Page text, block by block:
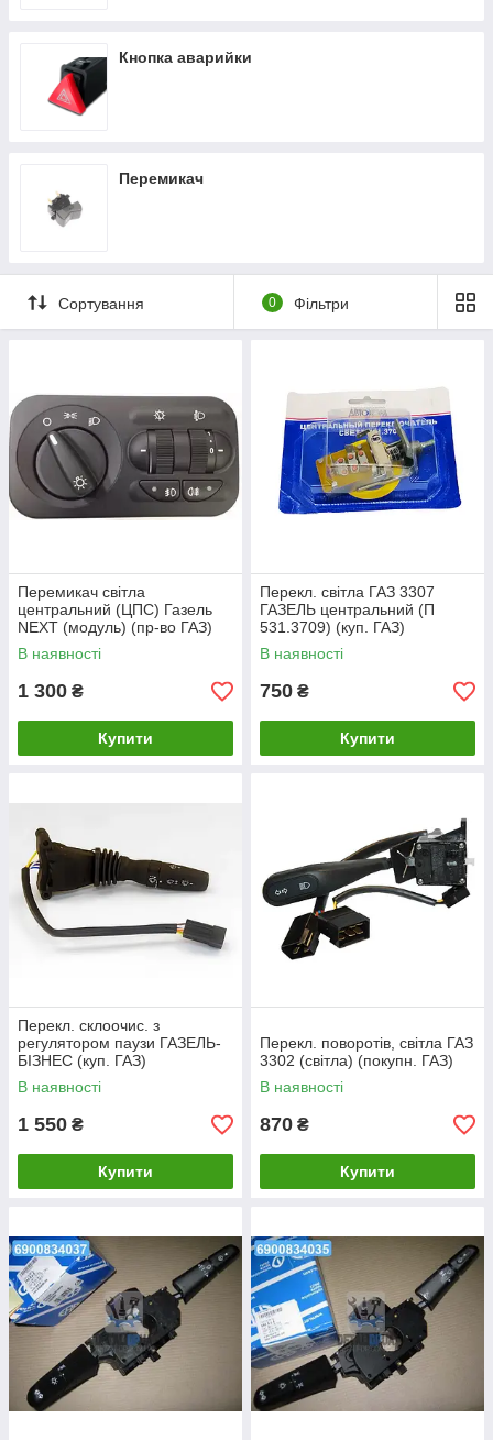
Кнопка аварийки
Перемикач
Сортування 0 Фільтри
Перемикач світла
центральний (ЦПС) Газель
NEXT (модуль) (пр-во ГАЗ)
В наявності
1 300 ₴
Купити
Перекл. світла ГАЗ 3307
ГАЗЕЛЬ центральний (П
531.3709) (куп. ГАЗ)
В наявності
750 ₴
Купити
Перекл. склоочис. з
регулятором паузи ГАЗЕЛЬ-
БІЗНЕС (куп. ГАЗ)
В наявності
1 550 ₴
Купити
Перекл. поворотів, світла ГАЗ
3302 (світла) (покупн. ГАЗ)
В наявності
870 ₴
Купити